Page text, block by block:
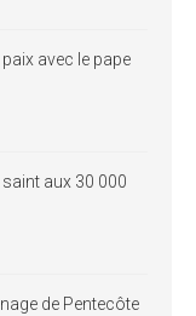
avec le pape
aux 30 000
de Pentecôte